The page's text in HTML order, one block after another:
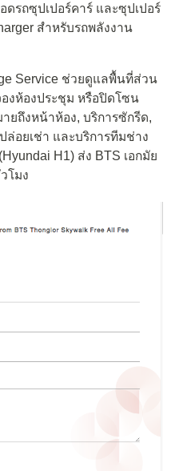
ดรถซุปเปอร์คาร์ และซุปเปอร์
สำหรับรถพลังงาน
Service ช่วยดูแลพื้นที่ส่วน
องห้องประชุม หรือปิดโซน
ยถึงหน้าห้อง, บริการซักรีด,
ล่อยเช่า และบริการทีมช่าง
H1) ส่ง BTS เอกมัย
โมง